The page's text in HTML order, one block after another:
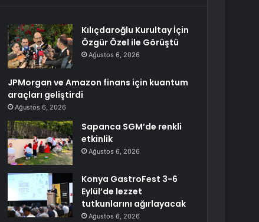
Kılıçdaroğlu Kurultay İçin
Özgür Özel ile Görüştü
Ağustos 6, 2026
JPMorgan ve Amazon finans için kuantum
araçları geliştirdi
Ağustos 6, 2026
Sapanca SGM’de renkli
etkinlik
Ağustos 6, 2026
Konya GastroFest 3-6
Eylül’de lezzet
tutkunlarını ağırlayacak
Ağustos 6, 2026